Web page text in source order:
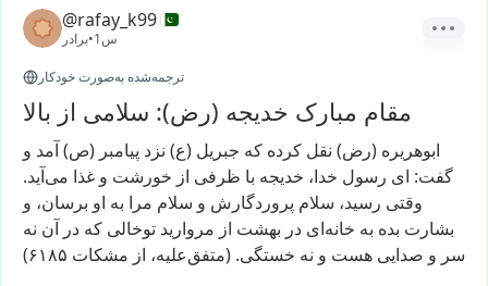
@rafay_k99
برادر• 1س
ترجمه‌شده به‌صورت خودکار
مقام مبارک خدیجه (رض): سلامی از بالا
ابوهریره (رض) نقل کرده که جبریل (ع) نزد پیامبر (ص)آمد و
گفت: ای رسول خدا، خدیجه با ظرفی از خورشت و غذا می‌آید.
وقتی رسید، سلام پروردگارش و سلام مرا به او برسان، و
بشارت بده به خانه‌ای در بهشت از مروارید توخالی که در آن نه
سر و صدایی هست و نه خستگی. (متفق‌علیه، از مشکات ۶۱۸۵)